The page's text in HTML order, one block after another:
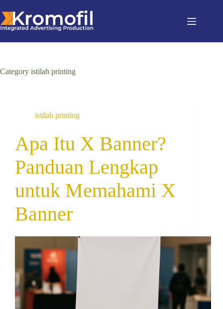
Category istilah printing
istilah printing
Apa Itu X Banner?
Panduan Lengkap
untuk Memahami X
Banner